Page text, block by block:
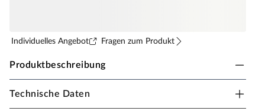
Individuelles Angebot Fragen zum Produkt
Produktbeschreibung
MEISTER Hohlkehlleiste
Technische Daten